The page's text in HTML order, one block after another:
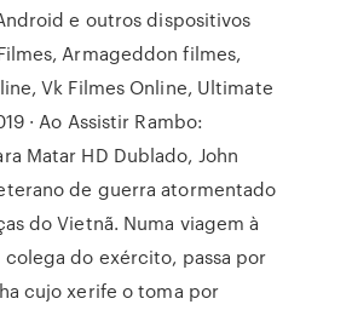
e outros dispositivos
Armageddon filmes,
Vk Filmes Online, Ultimate
· Ao Assistir Rambo:
Matar HD Dublado, John
de guerra atormentado
do Vietnã. Numa viagem à
do exército, passa por
cujo xerife o toma por